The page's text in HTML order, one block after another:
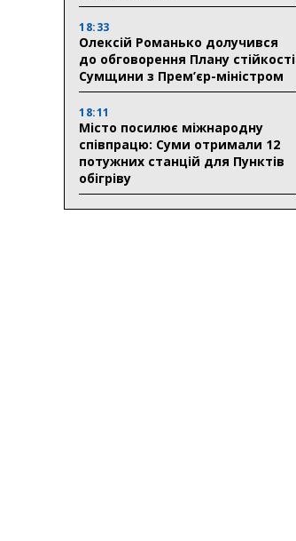
18:33
Олексій Романько долучився
до обговорення Плану стійкості
Сумщини з Прем’єр-міністром
18:11
Місто посилює міжнародну
співпрацю: Суми отримали 12
потужних станцій для Пунктів
обігріву